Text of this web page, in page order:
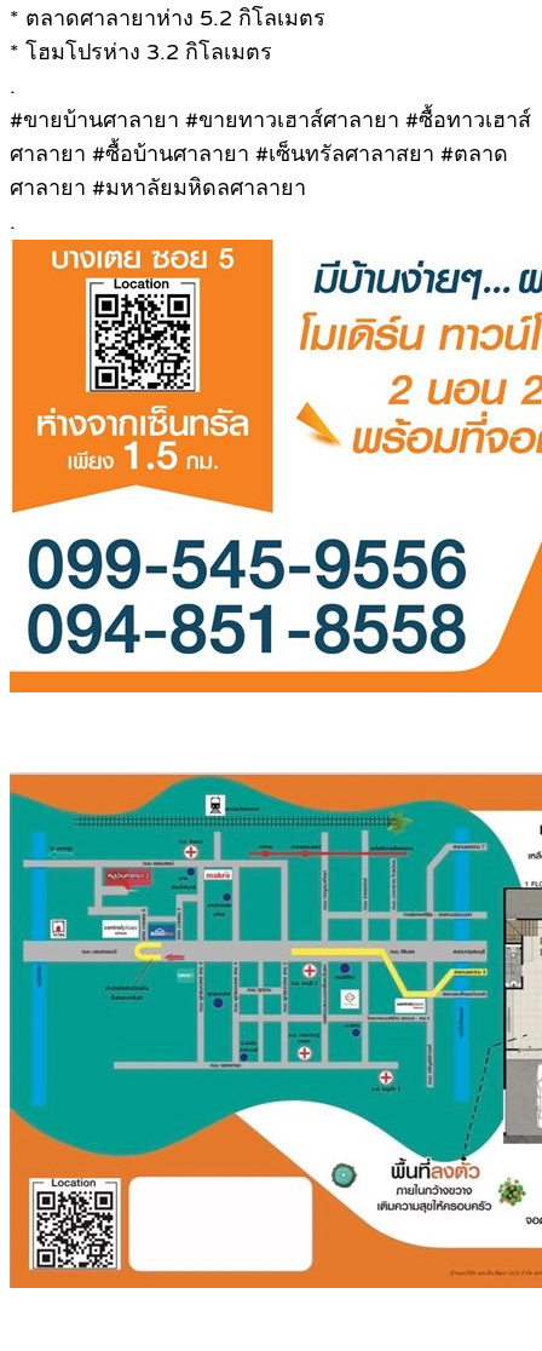
* ตลาดศาลายาห่าง 5.2 กิโลเมตร
* โฮมโปรห่าง 3.2 กิโลเมตร
.
#ขายบ้านศาลายา #ขายทาวเฮาส์ศาลายา #ซื้อทาวเฮาส์
ศาลายา #ซื้อบ้านศาลายา #เซ็นทรัลศาลาสยา #ตลาด
ศาลายา #มหาลัยมหิดลศาลายา
.